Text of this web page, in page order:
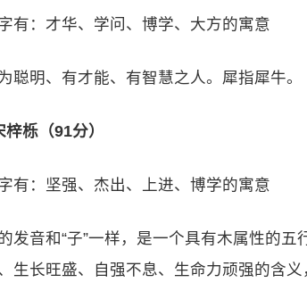
有：才华、学问、博学、大方的寓意
聪明、有才能、有智慧之人。犀指犀牛。
栎（91分）
有：坚强、杰出、上进、博学的寓意
发音和“子”一样，是一个具有木属性的
生长旺盛、自强不息、生命力顽强的含